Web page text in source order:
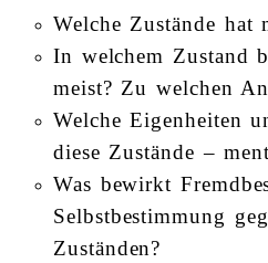
Welche Zustände hat
In welchem Zustand
meist? Zu welchen
Welche Eigenheiten
diese Zustände –
Was bewirkt
Selbstbestimmung
Zuständen?